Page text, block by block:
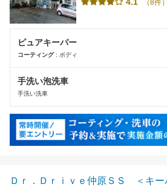
4.1 （8件）
ピュアキーパー
コーティング: ボディ
手洗い泡洗車
手洗い洗車
Ｄｒ．Ｄｒｉｖｅ仲原ＳＳ ＜キー